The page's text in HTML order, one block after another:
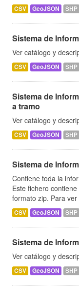
CSV GeoJSON SHP
Sistema de
Ver catálogo y
CSV GeoJSON SHP
Sistema de
a tramo
Ver catálogo y
CSV GeoJSON SHP
Sistema de
Contiene toda la
Este fichero
formato zip. Para
CSV GeoJSON SHP
Sistema de
Ver catálogo y
CSV GeoJSON SHP